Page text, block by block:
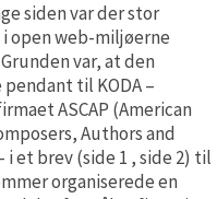
siden var der stor
open web-miljøerne
var, at den
til KODA –
ASCAP (American
Authors and
i et brev (side 1 , side 2) til
organiserede en